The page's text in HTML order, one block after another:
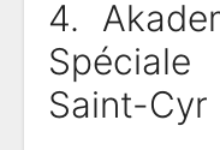
4.
Saint-Cyr